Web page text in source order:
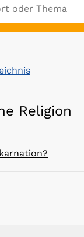
Religion